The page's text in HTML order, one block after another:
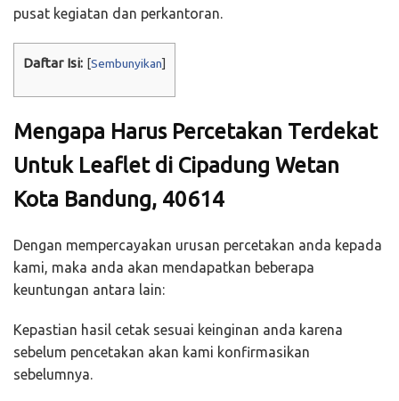
pusat kegiatan dan perkantoran.
Daftar Isi: [Sembunyikan]
Mengapa Harus Percetakan Terdekat
Untuk Leaflet di Cipadung Wetan
Kota Bandung, 40614
Dengan mempercayakan urusan percetakan anda kepada
kami, maka anda akan mendapatkan beberapa
keuntungan antara lain:
Kepastian hasil cetak sesuai keinginan anda karena
sebelum pencetakan akan kami konfirmasikan
sebelumnya.